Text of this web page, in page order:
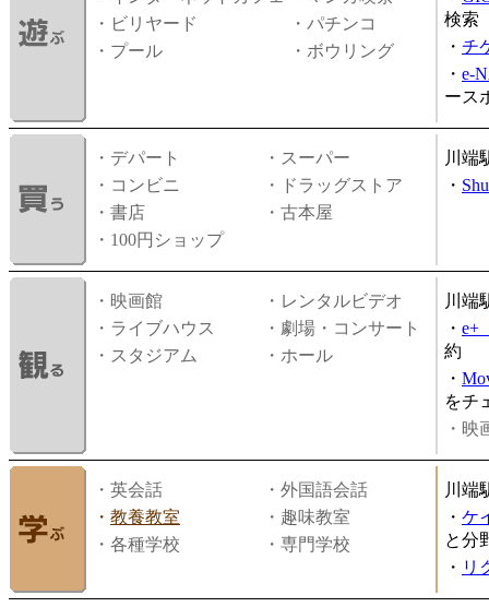
・ビリヤード
・パチンコ
・プール
・ボウリング
検索
・ チ
・ e-
ース
・デパート
・スーパー
・コンビニ
・ドラッグストア
・書店
・古本屋
・100円ショップ
川端
・
・映画館
・レンタルビデオ
・ライブハウス
・劇場・コンサート
・スタジアム
・ホール
川端
・ e+
約
・
をチ
・映
・英会話
・外国語会話
・ 教養教室
・趣味教室
・各種学校
・専門学校
川端
・ ケ
と分
・ リ